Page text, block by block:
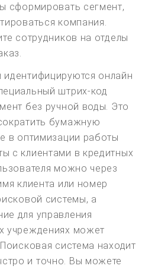
сформировать сегмент,
компания.
сотрудников на отделы
онлайн
штрих-код
без ручной воды. Это
бумажную
в оптимизации работы
с клиентами в кредитных
можно через
клиента или номер
системы, а
для управления
учреждениях может
система находит
и точно. Вы можете